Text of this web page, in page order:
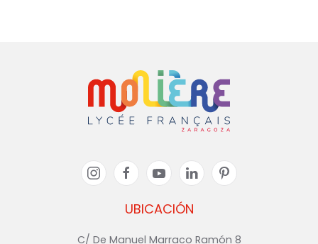
UBICACIÓN
C/ De Manuel Marraco Ramón 8